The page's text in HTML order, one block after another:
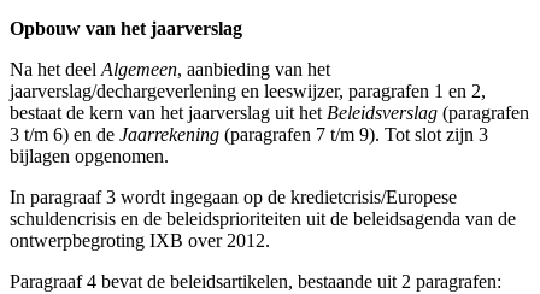
Opbouw van het jaarverslag
Na het deel Algemeen, aanbieding van het
jaarverslag/dechargeverlening en leeswijzer, paragrafen 1 en 2,
bestaat de kern van het jaarverslag uit het Beleidsverslag (paragrafen
3 t/m 6) en de Jaarrekening (paragrafen 7 t/m 9). Tot slot zijn 3
bijlagen opgenomen.
In paragraaf 3 wordt ingegaan op de kredietcrisis/Europese
schuldencrisis en de beleidsprioriteiten uit de beleidsagenda van de
ontwerpbegroting IXB over 2012.
Paragraaf 4 bevat de beleidsartikelen, bestaande uit 2 paragrafen: